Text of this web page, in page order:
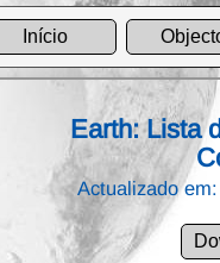
Início
Earth: Lista
Actualizado